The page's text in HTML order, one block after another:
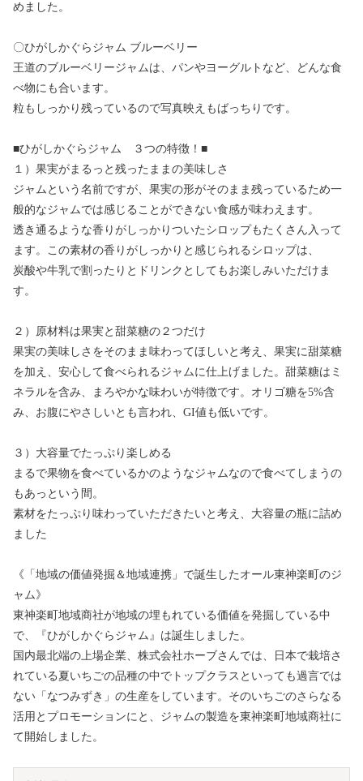
めました。
〇ひがしかぐらジャム ブルーベリー
王道のブルーベリージャムは、パンやヨーグルトなど、どんな食
べ物にも合います。
粒もしっかり残っているので写真映えもばっちりです。
■ひがしかぐらジャム ３つの特徴！■
１）果実がまるっと残ったままの美味しさ
ジャムという名前ですが、果実の形がそのまま残っているため一
般的なジャムでは感じることができない食感が味わえます。
透き通るような香りがしっかりついたシロップもたくさん入って
ます。この素材の香りがしっかりと感じられるシロップは、
炭酸や牛乳で割ったりとドリンクとしてもお楽しみいただけま
す。
２）原材料は果実と甜菜糖の２つだけ
果実の美味しさをそのまま味わってほしいと考え、果実に甜菜糖
を加え、安心して食べられるジャムに仕上げました。甜菜糖はミ
ネラルを含み、まろやかな味わいが特徴です。オリゴ糖を5%含
み、お腹にやさしいとも言われ、GI値も低いです。
３）大容量でたっぷり楽しめる
まるで果物を食べているかのようなジャムなので食べてしまうの
もあっという間。
素材をたっぷり味わっていただきたいと考え、大容量の瓶に詰め
ました
《「地域の価値発掘＆地域連携」で誕生したオール東神楽町のジ
ャム》
東神楽町地域商社が地域の埋もれている価値を発掘している中
で、『ひがしかぐらジャム』は誕生しました。
国内最北端の上場企業、株式会社ホーブさんでは、日本で栽培さ
れている夏いちごの品種の中でトップクラスといっても過言では
ない「なつみずき」の生産をしています。そのいちごのさらなる
活用とプロモーションにと、ジャムの製造を東神楽町地域商社に
て開始しました。